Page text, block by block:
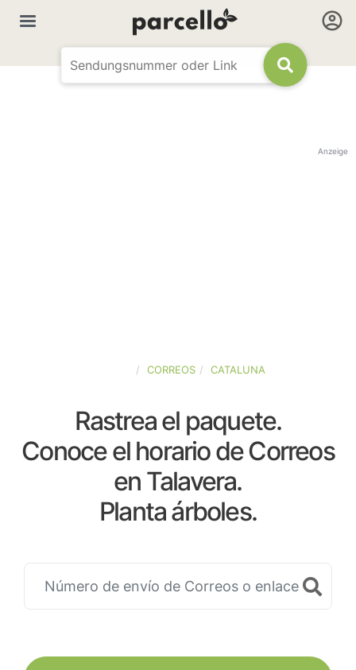
Anzeige
CORREOS CATALUNA
Rastrea el paquete.
Conoce el horario de Correos
en Talavera.
Planta árboles.